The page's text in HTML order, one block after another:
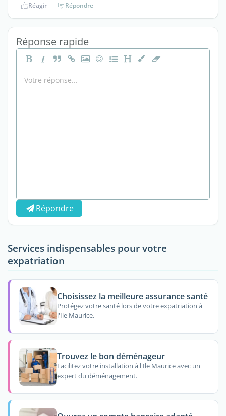
Réagir Répondre
Réponse rapide
Répondre
Services indispensables pour votre
expatriation
Choisissez la meilleure assurance santé
Protégez votre santé lors de votre expatriation à
l'Ile Maurice.
Trouvez le bon déménageur
Facilitez votre installation à l'Ile Maurice avec un
expert du déménagement.